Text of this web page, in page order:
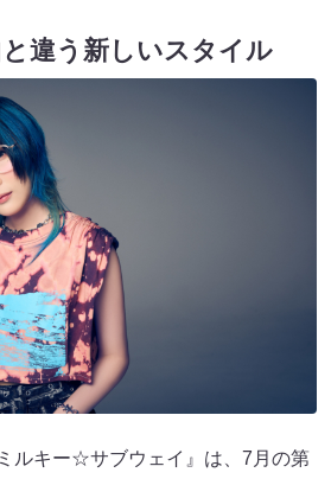
違う新しいスタイル
ルキー☆サブウェイ』は、7月の第